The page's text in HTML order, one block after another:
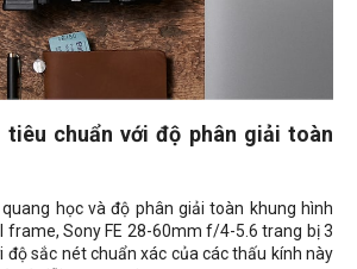
tiêu chuẩn với độ phân giải toàn
học và độ phân giải toàn khung hình
frame, Sony FE 28-60mm f/4-5.6 trang bị 3
độ sắc nét chuẩn xác của các thấu kính này